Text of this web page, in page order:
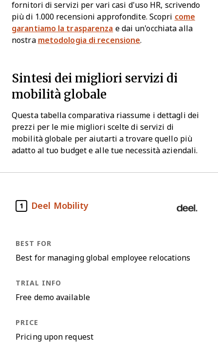
fornitori di servizi per vari casi d'uso HR, scrivendo
più di 1.000 recensioni approfondite. Scopri come
garantiamo la trasparenza e dai un'occhiata alla
nostra metodologia di recensione.
Sintesi dei migliori servizi di
mobilità globale
Questa tabella comparativa riassume i dettagli dei
prezzi per le mie migliori scelte di servizi di
mobilità globale per aiutarti a trovare quello più
adatto al tuo budget e alle tue necessità aziendali.
1 Deel Mobility
Best for managing global employee relocations
Free demo available
Pricing upon request